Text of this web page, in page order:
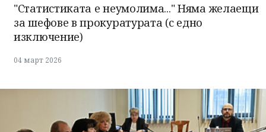
"Статистиката е неумолима..." Няма желаещи
за шефове в прокуратурата (с едно
изключение)
04 март 2026